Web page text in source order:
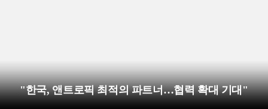
"한국, 앤트로픽 최적의 파트너…협력 확대 기대"